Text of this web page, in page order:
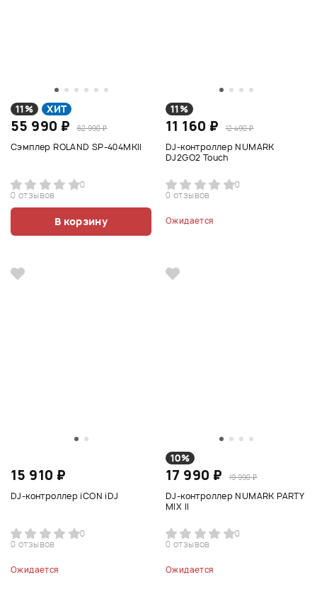
11% ХИТ
55 990 ₽ 62 990 ₽
Сэмплер ROLAND SP-404MKII
0
0 отзывов
В корзину
11%
11 160 ₽ 12 490 ₽
DJ-контроллер NUMARK
DJ2GO2 Touch
0
0 отзывов
Ожидается
15 910 ₽
DJ-контроллер iCON iDJ
0
0 отзывов
Ожидается
10%
17 990 ₽ 19 990 ₽
DJ-контроллер NUMARK PARTY
MIX II
0
0 отзывов
Ожидается